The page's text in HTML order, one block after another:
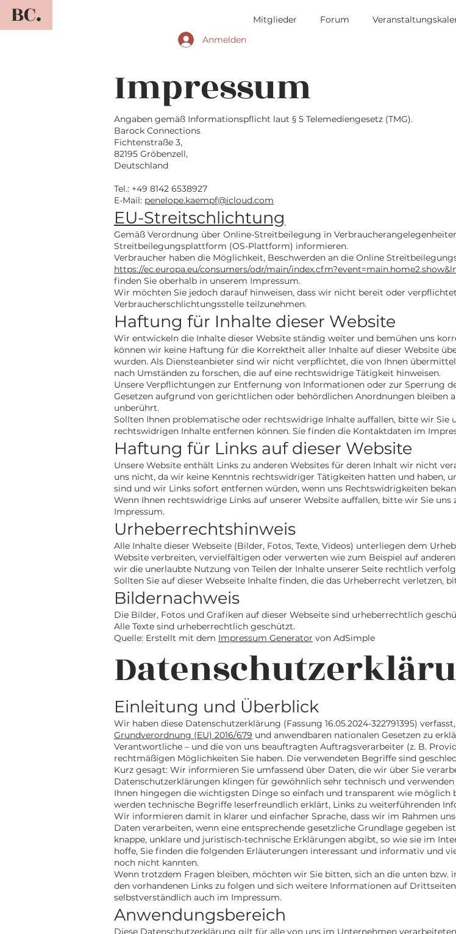
BC. Mitglieder Forum
Anmelden
Impressum
Angaben gemäß Informationspflicht laut § 5 Telemediengesetz (TMG).
Barock Connections
Fichtenstraße 3,
82195 Gröbenzell,
Deutschland
Tel.: +49 8142 6538927
E-Mail: penelope.kaempf@icloud.com
EU-Streitschlichtung
Gemäß Verordnung über Online-Streitbeilegung in
Streitbeilegungsplattform (OS-Plattform) informieren.
Verbraucher haben die Möglichkeit, Beschwerden an die Online
https://ec.europa.eu/consumers/odr/main/
finden Sie oberhalb in unserem Impressum.
Wir möchten Sie jedoch darauf hinweisen, dass wir nicht bereit oder
Verbraucherschlichtungsstelle teilzunehmen.
Haftung für Inhalte dieser Website
Wir entwickeln die Inhalte dieser Website ständig weiter und bemühen uns
können wir keine Haftung für die Korrektheit aller Inhalte auf dieser Website
wurden. Als Diensteanbieter sind wir nicht verpflichtet, die von Ihnen
nach Umständen zu forschen, die auf eine rechtswidrige Tätigkeit hinweisen.
Unsere Verpflichtungen zur Entfernung von Informationen oder zur Sperrung
Gesetzen aufgrund von gerichtlichen oder behördlichen Anordnungen
unberührt.
Sollten Ihnen problematische oder rechtswidrige Inhalte auffallen, bitte wir
rechtswidrigen Inhalte entfernen können. Sie finden die Kontaktdaten im
Haftung für Links auf dieser Website
Unsere Website enthält Links zu anderen Websites für deren Inhalt wir nicht
uns nicht, da wir keine Kenntnis rechtswidriger Tätigkeiten hatten und haben,
sind und wir Links sofort entfernen würden, wenn uns Rechtswidrigkeiten
Wenn Ihnen rechtswidrige Links auf unserer Website auffallen, bitte wir Sie
Impressum.
Urheberrechtshinweis
Alle Inhalte dieser Webseite (Bilder, Fotos, Texte, Videos) unterliegen dem
Website verbreiten, vervielfältigen oder verwerten wie zum Beispiel auf
wir die unerlaubte Nutzung von Teilen der Inhalte unserer Seite rechtlich
Sollten Sie auf dieser Webseite Inhalte finden, die das Urheberrecht verletzen,
Bildernachweis
Die Bilder, Fotos und Grafiken auf dieser Webseite sind urheberrechtlich
Alle Texte sind urheberrechtlich geschützt.
Quelle: Erstellt mit dem Impressum Generator von AdSimple
Einleitung und Überblick
Wir haben diese Datenschutzerklärung (Fassung 16.05.2024-322791395)
Grundverordnung (EU) 2016/679 und anwendbaren nationalen Gesetzen zu
Verantwortliche – und die von uns beauftragten Auftragsverarbeiter (z. B.
rechtmäßigen Möglichkeiten Sie haben. Die verwendeten Begriffe sind
Kurz gesagt: Wir informieren Sie umfassend über Daten, die wir über Sie
Datenschutzerklärungen klingen für gewöhnlich sehr technisch und
Ihnen hingegen die wichtigsten Dinge so einfach und transparent wie möglich
werden technische Begriffe leserfreundlich erklärt, Links zu weiterführenden
Wir informieren damit in klarer und einfacher Sprache, dass wir im Rahmen
Daten verarbeiten, wenn eine entsprechende gesetzliche Grundlage gegeben
knappe, unklare und juristisch-technische Erklärungen abgibt, so wie sie im
hoffe, Sie finden die folgenden Erläuterungen interessant und informativ und
noch nicht kannten.
Wenn trotzdem Fragen bleiben, möchten wir Sie bitten, sich an die unten
den vorhandenen Links zu folgen und sich weitere Informationen auf
selbstverständlich auch im Impressum.
Anwendungsbereich
Diese Datenschutzerklärung gilt für alle von uns im Unternehmen